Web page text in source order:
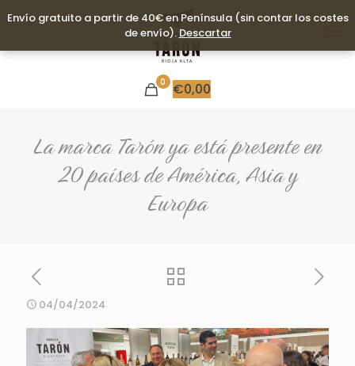
0 €0,00
La marca Tarón ya está presente en
20 países de América, Asia y
Europa
04/04/2024
Envío gratuito a partir de 40€ en Península (sin contar los costes
de envío). Descartar
Envío gratuito a partir de 40€ en Península (sin contar los costes
de envío). Descartar